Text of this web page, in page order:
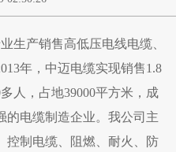
生产销售高低压电线电缆、
年，中迈电缆实现销售1.8
人，占地39000平方米，成
的电缆制造企业。我公司主
控制电缆、阻燃、耐火、防